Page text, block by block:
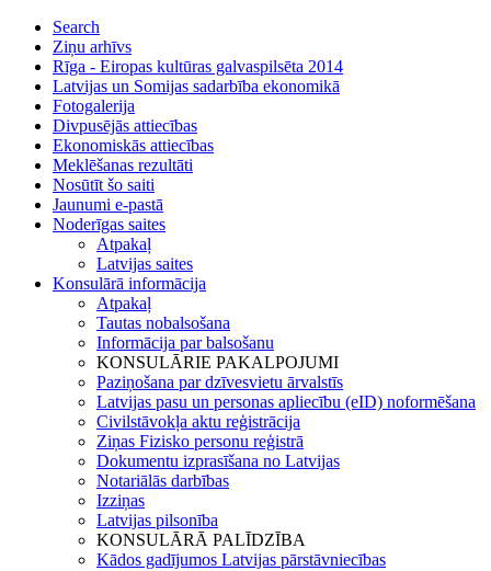
Search
Ziņu arhīvs
Rīga - Eiropas kultūras galvaspilsēta 2014
Latvijas un Somijas sadarbība ekonomikā
Fotogalerija
Divpusējās attiecības
Ekonomiskās attiecības
Meklēšanas rezultāti
Nosūtīt šo saiti
Jaunumi e-pastā
Noderīgas saites
Atpakaļ
Latvijas saites
Konsulārā informācija
Atpakaļ
Tautas nobalsošana
Informācija par balsošanu
KONSULĀRIE PAKALPOJUMI
Paziņošana par dzīvesvietu ārvalstīs
Latvijas pasu un personas apliecību (eID) noformēšana
Civilstāvokļa aktu reģistrācija
Ziņas Fizisko personu reģistrā
Dokumentu izprasīšana no Latvijas
Notariālās darbības
Izziņas
Latvijas pilsonība
KONSULĀRĀ PALĪDZĪBA
Kādos gadījumos Latvijas pārstāvniecības